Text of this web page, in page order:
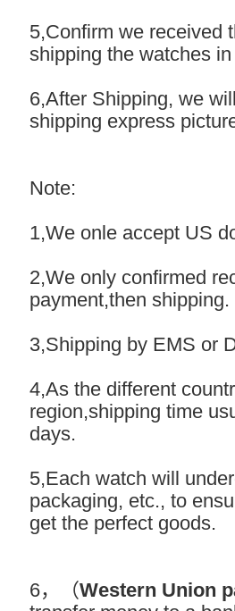
5,Confirm we received
shipping the watches
6,After Shipping, we
shipping express
Note:
1,We onle accept US
2,We only confirmed
payment,then shipping.
3,Shipping by EMS or
4,As the different
region,shipping time
days.
5,Each watch will
packaging, etc., to
get the perfect goods.
6，（Western Union